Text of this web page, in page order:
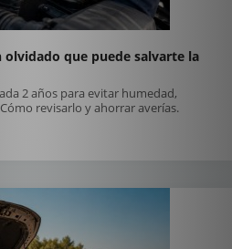
que puede salvarte la
2 años para evitar humedad,
revisarlo y ahorrar averías.